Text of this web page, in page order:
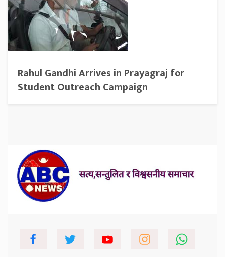
Rahul Gandhi Arrives in Prayagraj for
Student Outreach Campaign